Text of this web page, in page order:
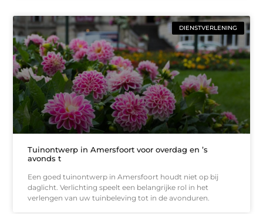
DIENSTVERLENING
Tuinontwerp in Amersfoort voor overdag en ’s
avonds t
Een goed tuinontwerp in Amersfoort houdt niet op bij
daglicht. Verlichting speelt een belangrijke rol in het
verlengen van uw tuinbeleving tot in de avonduren.